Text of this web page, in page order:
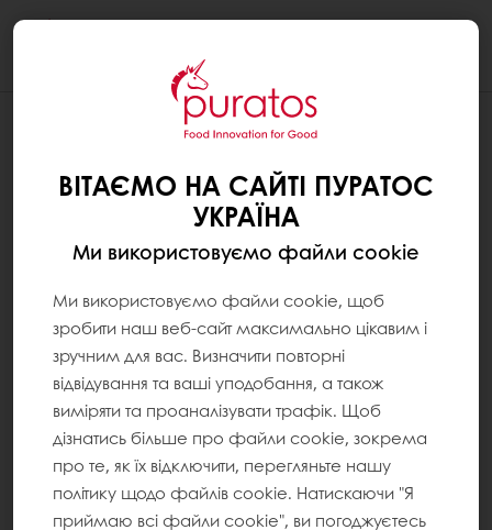
ВІТАЄМО НА САЙТІ ПУРАТОС
УКРАЇНА
Ми використовуємо файли cookie
Ми використовуємо файли cookie, щоб
зробити наш веб-сайт максимально цікавим і
зручним для вас. Визначити повторні
відвідування та ваші уподобання, а також
виміряти та проаналізувати трафік. Щоб
дізнатись більше про файли cookie, зокрема
про те, як їх відключити, перегляньте нашу
політику щодо файлів cookie. Натискаючи "Я
приймаю всі файли cookie", ви погоджуєтесь